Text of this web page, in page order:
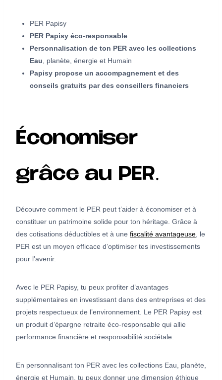
PER Papisy
PER Papisy éco-responsable
Personnalisation de ton PER avec les collections
Eau , planète, énergie et Humain
Papisy propose un accompagnement et des
conseils gratuits par des conseillers financiers
Économiser
grâce au PER.
Découvre comment le PER peut t’aider à économiser et à
constituer un patrimoine solide pour ton héritage. Grâce à
des cotisations déductibles et à une fiscalité avantageuse , le
PER est un moyen efficace d’optimiser tes investissements
pour l’avenir.
Avec le PER Papisy, tu peux profiter d’avantages
supplémentaires en investissant dans des entreprises et des
projets respectueux de l’environnement. Le PER Papisy est
un produit d’épargne retraite éco-responsable qui allie
performance financière et responsabilité sociétale.
En personnalisant ton PER avec les collections Eau, planète,
énergie et Humain, tu peux donner une dimension éthique